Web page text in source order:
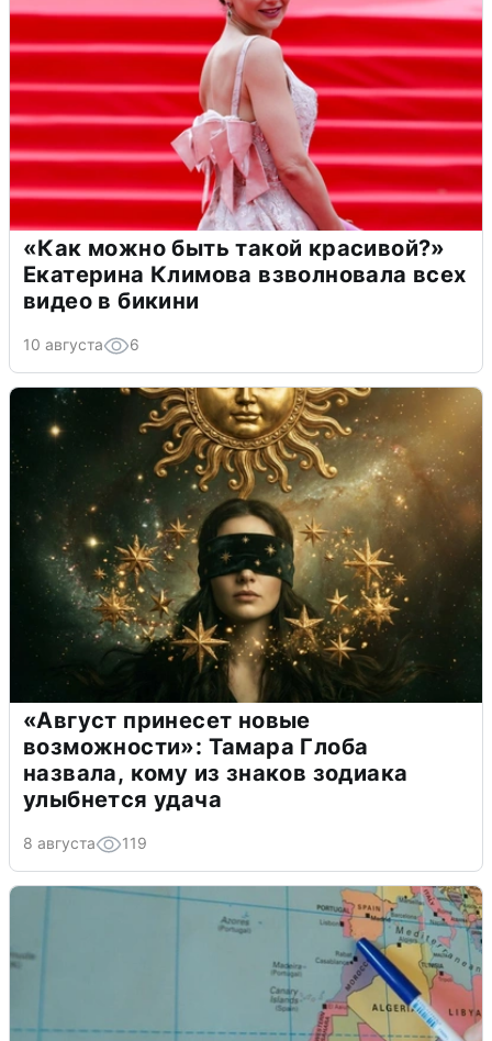
«Как можно быть такой красивой?»
Екатерина Климова взволновала всех
видео в бикини
10 августа 6
«Август принесет новые
возможности»: Тамара Глоба
назвала, кому из знаков зодиака
улыбнется удача
8 августа 119